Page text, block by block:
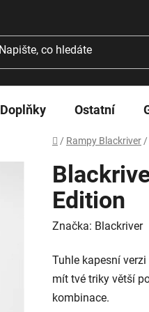
Doplňky Ostatní
Domů
/ Rampy Blackriver /
Edition
Značka: Blackriver
Tuhle kapesní
mít tvé triky větší
kombinace.